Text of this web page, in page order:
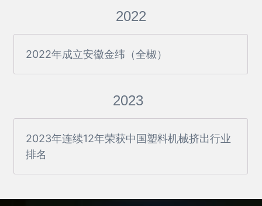
2022
2022年成立安徽金纬（全椒）
2023
2023年连续12年荣获中国塑料机械挤出行业
排名